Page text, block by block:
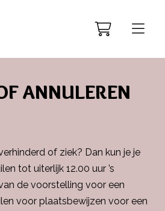
ANNULEREN
of ziek? Dan kun je je
tot uiterlijk 12.00 uur ’s
de voorstelling voor een
voor plaatsbewijzen voor een